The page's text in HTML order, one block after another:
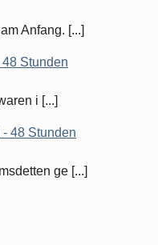
Anfang. [...]
Stunden
i [...]
48 Stunden
ge [...]